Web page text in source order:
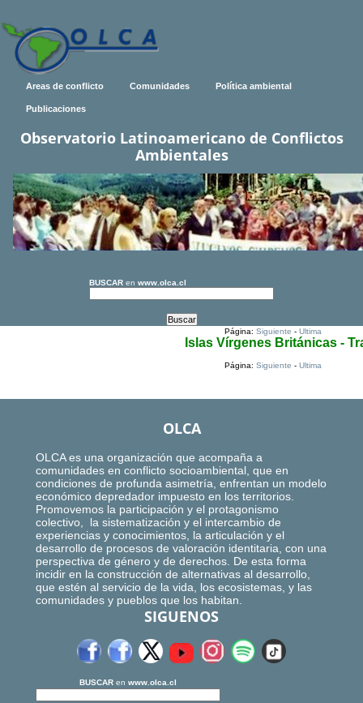
Areas de conflicto Comunidades Política ambiental
Publicaciones
Observatorio Latinoamericano de Conflictos
Ambientales
BUSCAR en www.olca.cl
Página:Siguiente -Ultima
Islas Vírgenes Británicas -
Página:Siguiente -Ultima
OLCA
OLCA es una organización que acompaña a
comunidades en conflicto socioambiental, que en
condiciones de profunda asimetría, enfrentan un modelo
económico depredador impuesto en los territorios.
Promovemos la participación y el protagonismo
colectivo, la sistematización y el intercambio de
experiencias y conocimientos, la articulación y el
desarrollo de procesos de valoración identitaria, con una
perspectiva de género y de derechos. De esta forma
incidir en la construcción de alternativas al desarrollo,
que estén al servicio de la vida, los ecosistemas, y las
comunidades y pueblos que los habitan.
SIGUENOS
BUSCAR en www.olca.cl